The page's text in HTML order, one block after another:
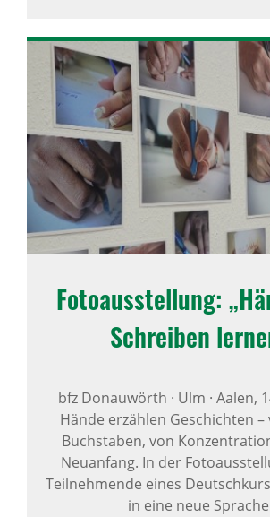
Foto­aus­stel­lung:
Schreiben
bfz Donauwörth · Ulm · Aalen,
Hände erzählen Geschichten
Buchstaben, von
Neuanfang. In der
Teilnehmende eines
in eine neue